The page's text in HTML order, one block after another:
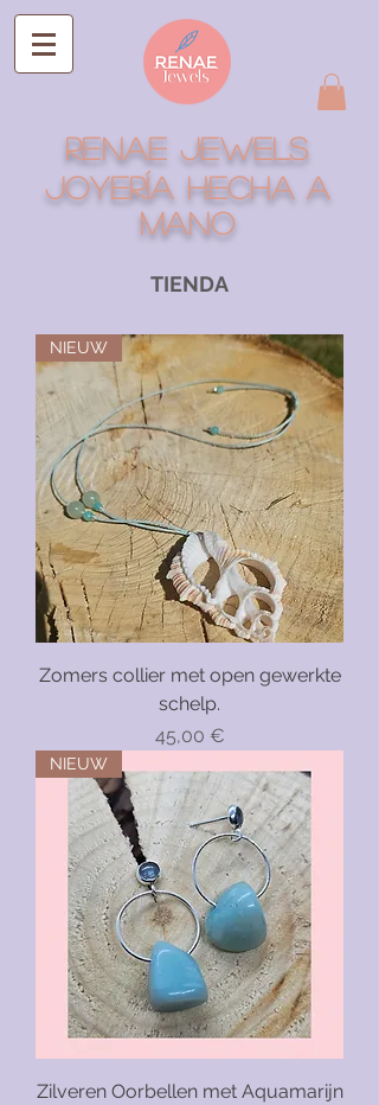
RENAE JEWELS
Joyería hecha a
mano
TIENDA
NIEUW
Zomers collier met open gewerkte
schelp.
Precio
45,00 €
NIEUW
Zilveren Oorbellen met Aquamarijn